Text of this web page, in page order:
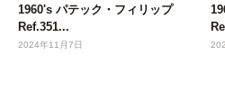
1960's パテック・フィリップ
Ref.351...
2024年11月7日